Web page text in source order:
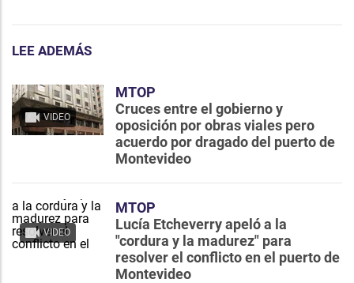
LEE ADEMÁS
VIDEO
MTOP
Cruces entre el gobierno y
oposición por obras viales pero
acuerdo por dragado del puerto de
Montevideo
VIDEO
MTOP
Lucía Etcheverry apeló a la
"cordura y la madurez" para
resolver el conflicto en el puerto de
Montevideo